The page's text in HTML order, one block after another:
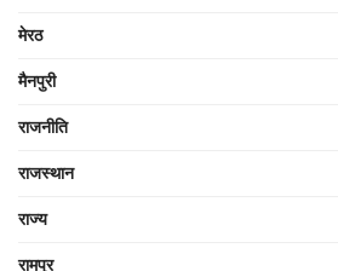
मेरठ
मैनपुरी
राजनीति
राजस्थान
राज्य
रामपुर